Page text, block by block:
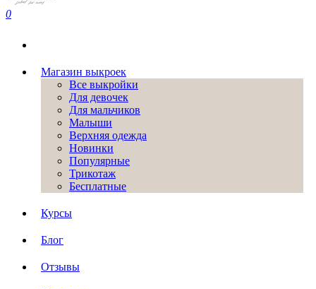
0
Магазин выкроек
Все выкройки
Для девочек
Для мальчиков
Малыши
Верхняя одежда
Новинки
Популярные
Трикотаж
Бесплатные
Курсы
Блог
Отзывы